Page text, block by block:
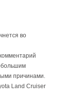
во
причинами.
Land Cruiser